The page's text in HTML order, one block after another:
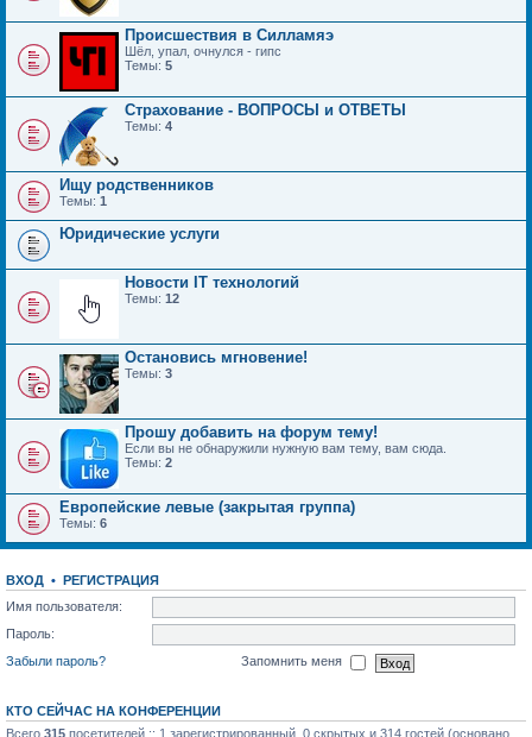
Происшествия в Силламяэ
Шёл, упал, очнулся - гипс
Темы: 5
Страхование - ВОПРОСЫ и ОТВЕТЫ
Темы: 4
Ищу родственников
Темы: 1
Юридические услуги
Новости IT технологий
Темы: 12
Остановись мгновение!
Темы: 3
Прошу добавить на форум тему!
Если вы не обнаружили нужную вам тему, вам сюда.
Темы: 2
Европейские левые (закрытая группа)
Темы: 6
ВХОД • РЕГИСТРАЦИЯ
Имя пользователя:
Пароль:
Забыли пароль?
Запомнить меня
КТО СЕЙЧАС НА КОНФЕРЕНЦИИ
Всего 315 посетителей :: 1 зарегистрированный, 0 скрытых и 314 гостей (основано